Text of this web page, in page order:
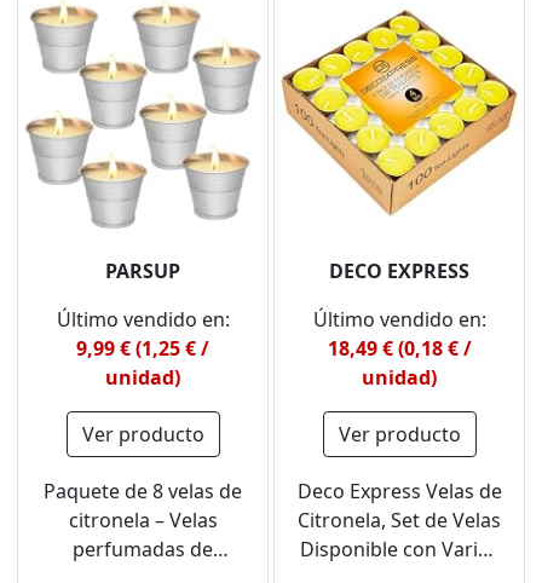
PARSUP
Último vendido en:
9,99 € (1,25 € /
unidad)
Ver producto
Paquete de 8 velas de
citronela – Velas
perfumadas de
DECO EXPRESS
Último vendido en:
18,49 € (0,18 € /
unidad)
Ver producto
Deco Express Velas de
Citronela, Set de Velas
Disponible con Varios